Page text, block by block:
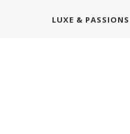
LUXE & PASSIONS